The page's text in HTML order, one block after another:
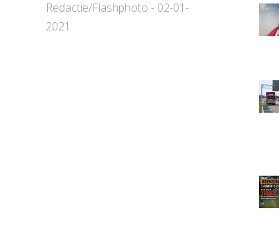
Redactie/Flashphoto - 02-01-
2021